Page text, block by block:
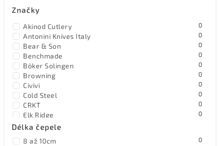
Značky
Akinod Cutlery 0
Antonini Knives Italy 0
Bear & Son 0
Benchmade 0
Böker Solingen 0
Browning 0
Civivi 0
Cold Steel 0
CRKT 0
Elk Ridge 0
EOS
0
Délka čepele
8 až 10cm 0